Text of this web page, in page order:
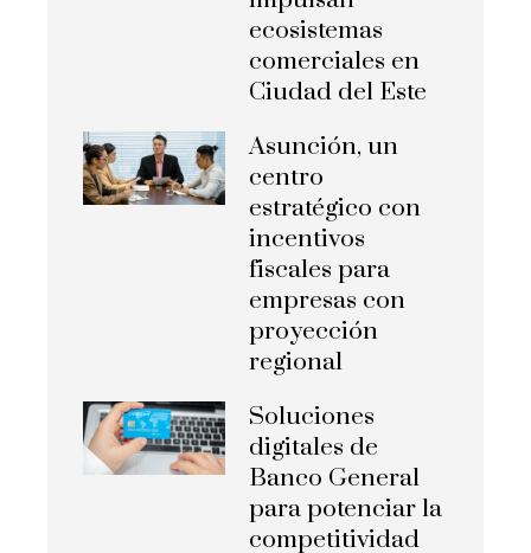
ecosistemas
comerciales en
Ciudad del Este
Asunción, un
centro
estratégico con
incentivos
fiscales para
empresas con
proyección
regional
Soluciones
digitales de
Banco General
para potenciar la
competitividad